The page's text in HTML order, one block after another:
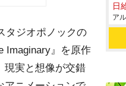
タジオポノックの
Imaginary』を原作
現実と想像が交錯
日
ア